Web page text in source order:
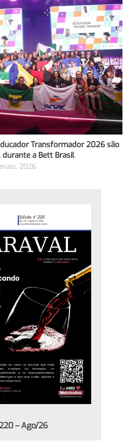
Transformador 2026 são
durante a Bett Brasil
2026
– Ago/26